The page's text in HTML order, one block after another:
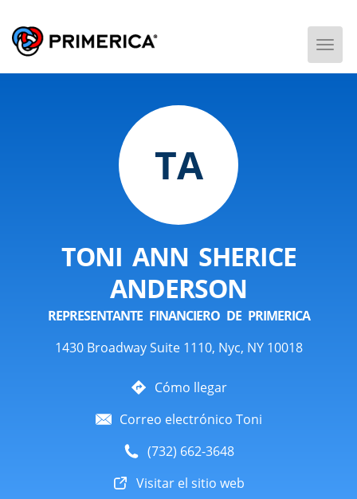
TA
TONI ANN SHERICE
ANDERSON
REPRESENTANTE FINANCIERO DE PRIMERICA
1430 Broadway Suite 1110, Nyc, NY 10018
Cómo llegar
Correo electrónico Toni
(732) 662-3648
Visitar el sitio web